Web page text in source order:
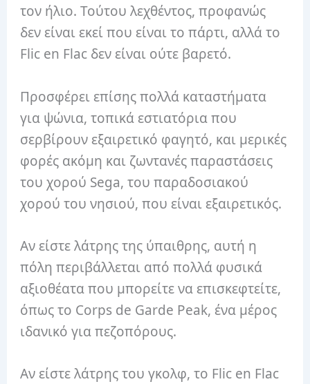
τον ήλιο. Τούτου λεχθέντος, προφανώς
δεν είναι εκεί που είναι το πάρτι, αλλά το
Flic en Flac δεν είναι ούτε βαρετό.
Προσφέρει επίσης πολλά καταστήματα
για ψώνια, τοπικά εστιατόρια που
σερβίρουν εξαιρετικό φαγητό, και μερικές
φορές ακόμη και ζωντανές παραστάσεις
του χορού Sega, του παραδοσιακού
χορού του νησιού, που είναι εξαιρετικός.
Αν είστε λάτρης της ύπαιθρης, αυτή η
πόλη περιβάλλεται από πολλά φυσικά
αξιοθέατα που μπορείτε να επισκεφτείτε,
όπως το Corps de Garde Peak, ένα μέρος
ιδανικό για πεζοπόρους.
Αν είστε λάτρης του γκολφ, το Flic en Flac